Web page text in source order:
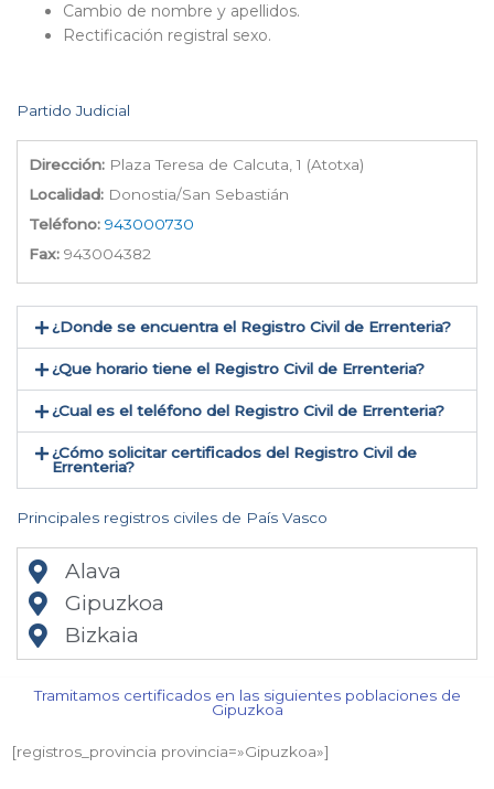
Cambio de nombre y apellidos.
Rectificación registral sexo.
Partido Judicial
Dirección: Plaza Teresa de Calcuta, 1 (Atotxa)
Localidad: Donostia/San Sebastián
Teléfono: 943000730
Fax: 943004382
¿Donde se encuentra el Registro Civil de Errenteria​?
¿Que horario tiene el Registro Civil de Errenteria?
¿Cual es el teléfono del Registro Civil de Errenteria​?
¿Cómo solicitar certificados del Registro Civil de
Errenteria​?
Principales registros civiles de País Vasco
Alava
Gipuzkoa
Bizkaia
Tramitamos certificados en las siguientes poblaciones de
Gipuzkoa​
[registros_provincia provincia=»Gipuzkoa​»]